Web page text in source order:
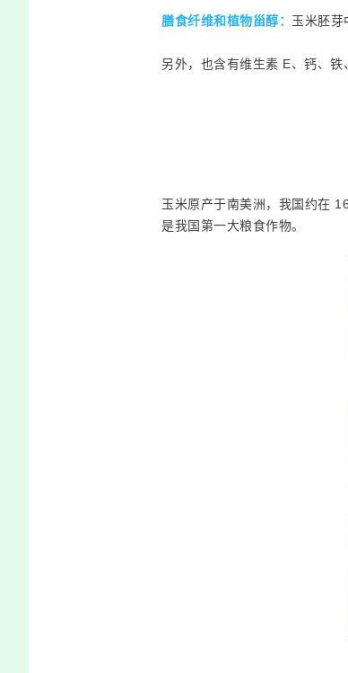
膳食纤维和植物甾醇： 玉米胚芽
另外，也含有维生素 E、钙、铁
玉米原产于南美洲，我国约在
是我国第一大粮食作物。